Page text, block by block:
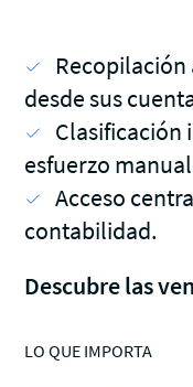
desde sus
Clasificación
esfuerzo
Acceso
contabilidad.
Descubre las
LO QUE IMPORTA